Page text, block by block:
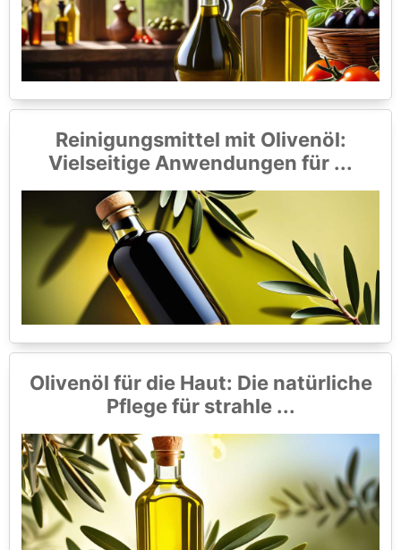
Reinigungsmittel mit Olivenöl:
Vielseitige Anwendungen für ...
Olivenöl für die Haut: Die natürliche
Pflege für strahle ...